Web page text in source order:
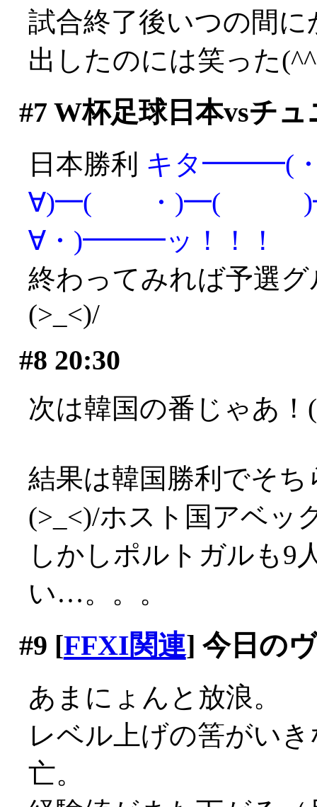
試合終了後いつの間
出したのには笑った
#7 W杯足球日本vsチュ
日本勝利 キタ━━━(
∀)━( ・)━(
∀・)━━━ッ！！！
終わってみれば予選
(>_<)/
#8 20:30
次は韓国の番じゃあ！
結果は韓国勝利でそ
(>_<)/ホスト国アベッ
しかしポルトガルも9
い…。。。
#9 [FFXI関連] 今日の
あまにょんと放浪。
レベル上げの筈がい
亡。